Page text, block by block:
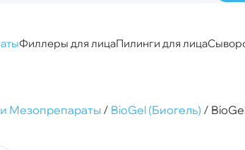
Филлеры для лицаПилинги для лица
Мезопрепараты/ BioGel (Биогель) /